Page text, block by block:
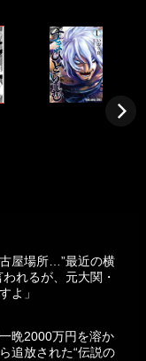
屋場所…”最近の横
れるが、元大関・
よ」
晩2000万円を溶か
追放された“伝説の